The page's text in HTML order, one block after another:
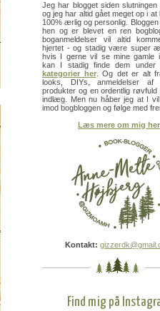
Jeg har blogget siden slutningen
og jeg har altid gået meget op i at
100% ærlig og personlig.
hen og er blevet en ren
boganmeldelser vil altid
hjertet - og stadig være super
hvis I gerne vil se mine gamle
kan I stadig finde dem under
kategorier her. Og det er alt
looks, DIYs, anmeldelser af
produkter og en ordentlig røvfuld
indlæg. Men nu håber jeg at I
imod bogbloggen og følge med
Læs mere om mig her
Kontakt:
Find mig på